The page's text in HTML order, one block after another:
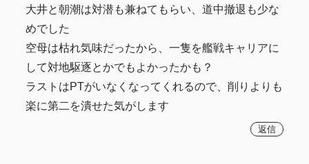
大井と朝潮は対潜も兼ねてもらい、道中撤退も少な
めでした
空母は枯れ気味だったから、一隻を艦戦キャリアに
して対地駆逐とかでもよかったかも？
ラストはPTがいなくなってくれるので、削りよりも
楽に第二を潰せた気がします
返信